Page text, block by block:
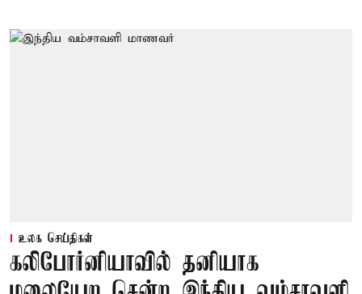
உலக செய்திகள்
கலிபோர்னியாவில் தனியாக